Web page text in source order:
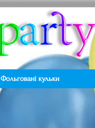
Фольговані кульки